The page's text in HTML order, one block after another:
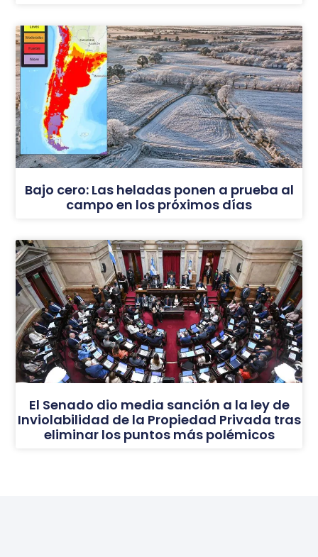
Bajo cero: Las heladas ponen a prueba al
campo en los próximos días
El Senado dio media sanción a la ley de
Inviolabilidad de la Propiedad Privada tras
eliminar los puntos más polémicos